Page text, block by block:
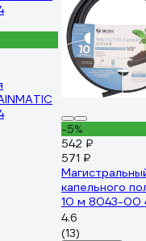
-5%
542 ₽
571 ₽
капельного
10 м 8043-00
4.6
(13)